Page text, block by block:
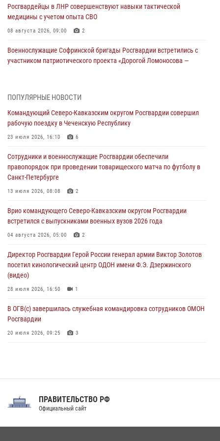
Росгвардейцы в ЛНР совершенствуют навыки тактической
медицины с учетом опыта СВО
08 августа 2026, 09:00 2
Военнослужащие Софринской бригады Росгвардии встретились с
участником патриотического проекта «Дорогой Ломоносова —
Кузбассе
08 августа 2026, 07:00
настольному теннису ко Дню физкультурника
08 августа 2026, 07:00
ОМОН «Ойрат» Управления Росгвардии по Республике Калмыкия
08 августа 2026, 07:00
В Москве росгвардейцы оказали помощь медикам и девушке с
08 августа 2026, 06:32 1
ПОПУЛЯРНЫЕ НОВОСТИ
Командующий Северо-Кавказским округом Росгвардии совершил
рабочую поездку в Чеченскую Республику
23 июля 2026, 16:10 6
Сотрудники и военнослужащие Росгвардии обеспечили
правопорядок при проведении товарищеского матча по футболу в
Санкт-Петербурге
13 июля 2026, 08:08 2
Врио командующего Северо-Кавказским округом Росгвардии
встретился с выпускниками военных вузов 2026 года
04 августа 2026, 05:00 2
Директор Росгвардии Герой России генерал армии Виктор Золотов
посетил кинологический центр ОДОН имени Ф.Э. Дзержинского
(видео)
28 июля 2026, 16:50 1
В ОГВ(с) завершилась служебная командировка сотрудников ОМОН
Росгвардии
20 июля 2026, 09:25 3
Праздник «Один день с Росгвардией» к 105-летию Центрального
ПРАВИТЕЛЬСТВО РФ
Официальный сайт